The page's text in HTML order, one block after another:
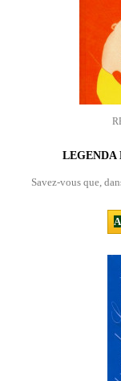
LEGENDA
Savez-vous que,